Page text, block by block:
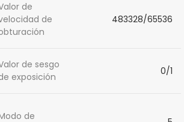
de
de
483328/65536
de sesgo
exposición
0/1
de